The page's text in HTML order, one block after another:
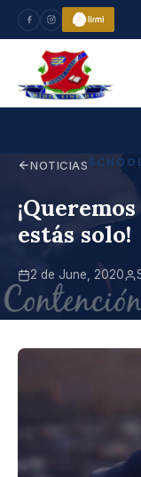
NOTICIAS
estás solo!
2 de June, 2020